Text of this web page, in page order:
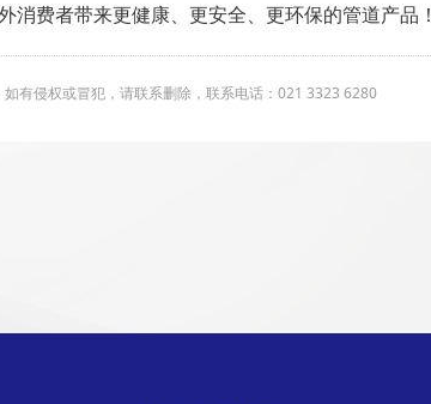
费者带来更健康、更安全、更环保的管道产品！
有侵权或冒犯，请联系删除，联系电话：021 3323 6280